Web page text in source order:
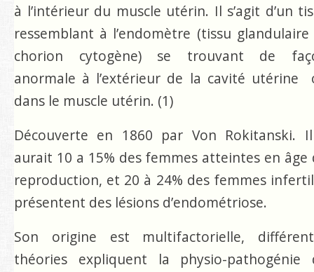
à l’intérieur du muscle utérin. Il s’agit d’un
ressemblant à l’endomètre (tissu
chorion cytogène) se trouvant de
anormale à l’extérieur de la cavité utérine
dans le muscle utérin. (1)
Découverte en 1860 par Von Rokitanski.
aurait 10 a 15% des femmes atteintes en âge
reproduction, et 20 à 24% des femmes
présentent des lésions d’endométriose.
Son origine est multifactorielle,
théories expliquent la physio-pathogénie